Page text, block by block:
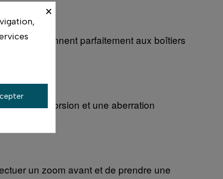
conviennent parfaitement aux boîtiers
une distorsion et une aberration
un zoom avant et de prendre une
×